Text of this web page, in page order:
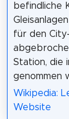
befindliche
für den
Station, die
genommen
Wikipedia:
Website